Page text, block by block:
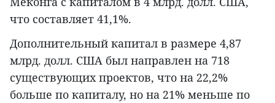
что составляет 41,1%.
Дополнительный капитал в размере 4,87
млрд. долл. США был направлен на 718
существующих проектов, что на 22,2%
больше по капиталу, но на 21% меньше по